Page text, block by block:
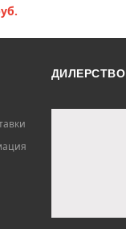
ДИЛЕРСТВО